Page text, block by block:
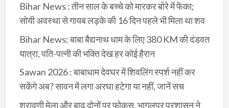
Bihar News : तीन साल के बच्चे को मारकर बोरे में फेंका;
सोयी अवस्था से गायब लड़के की 16 दिन पहले भी मिला था शव
Bihar News: बाबा बैद्यनाथ धाम के लिए 380 KM की दंडवत
यात्रा, पति-पत्नी की भक्ति देख हर कोई हैरान
Sawan 2026 : बाबाधाम देवघर में शिवलिंग स्पर्श नहीं कर
सकेंगे अब? सावन में लगा अरघा हटेगा या नहीं, जानें सच
श्रावणी मेला और बाढ़ दोनों पर फोकस, भागलपुर प्रशासन ने